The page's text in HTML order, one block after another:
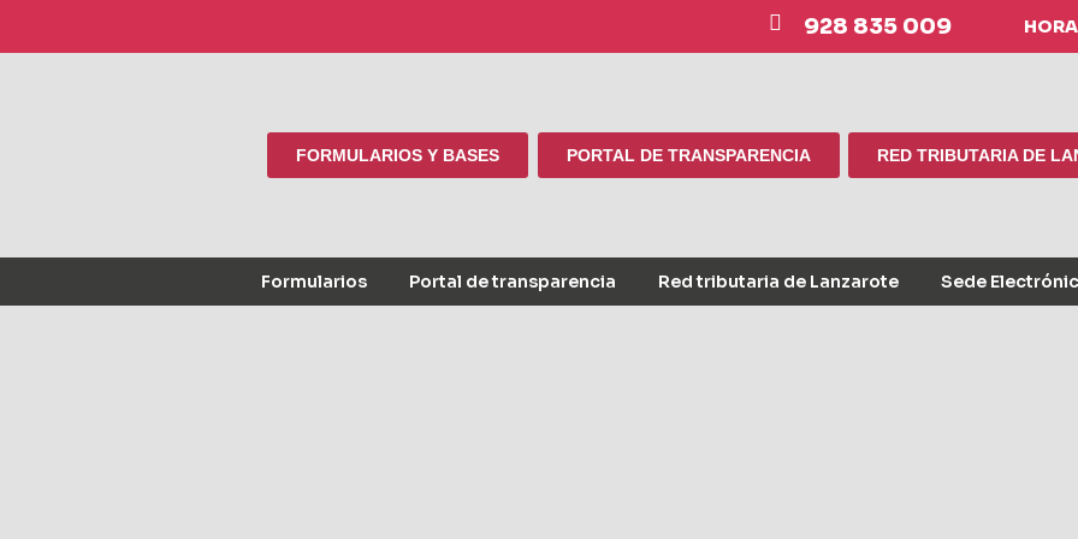
928 835 009
FORMULARIOS Y BASES PORTAL DE TRANSPARENCIA RED TRIBUTARIA DE
Formularios Portal de transparencia Red tributaria de Lanzarote Sede